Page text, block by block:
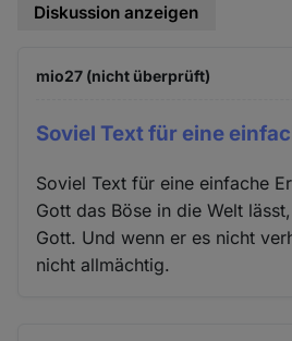
Diskussion anzeigen
mio27 (nicht überprüft)
Soviel Text für eine
Soviel Text für eine einfache
Gott das Böse in die Welt
Gott. Und wenn er es nicht
nicht allmächtig.